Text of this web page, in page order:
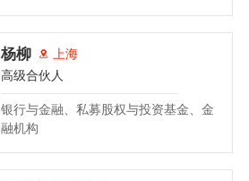
杨柳
上海
高级合伙人
银行与金融、私募股权与投资基金、金
融机构